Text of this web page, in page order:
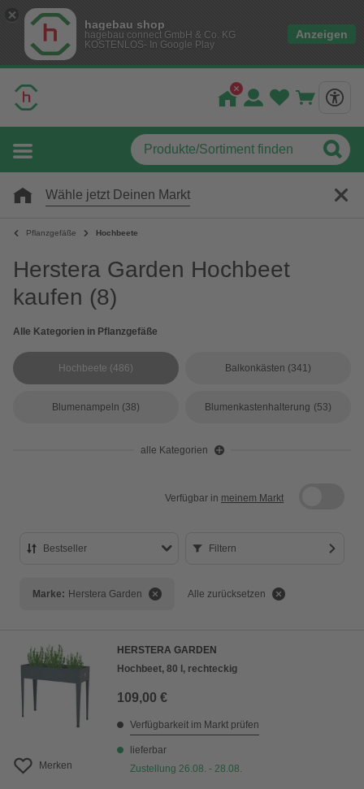
hagebau shop
hagebau connect GmbH & Co. KG
KOSTENLOS- In Google Play
Anzeigen
Wähle jetzt Deinen Markt
Pflanzgefäße Hochbeete
Herstera Garden Hochbeet
kaufen (8)
Alle Kategorien in Pflanzgefäße
Hochbeete (486) Balkonkästen (341)
Blumenampeln (38) Blumenkastenhalterung (53)
alle Kategorien
Verfügbar in meinem Markt
Bestseller
Bewertung
Filtern
Marke: Herstera Garden Alle zurücksetzen
Merken
HERSTERA GARDEN
Hochbeet, 80 l, rechteckig
109,00 €
Verfügbarkeit im Markt prüfen
lieferbar
Zustellung 26.08. - 28.08.